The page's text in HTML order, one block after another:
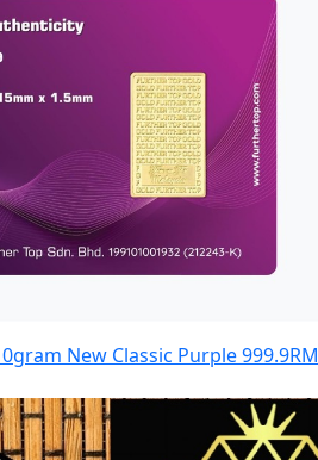
New Classic Purple 999.9RM